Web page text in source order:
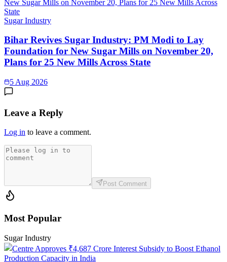
Sugar Industry
Bihar Revives Sugar Industry: PM Modi to Lay
Foundation for New Sugar Mills on November 20,
Plans for 25 New Mills Across State
5 Aug 2026
Leave a Reply
Log in to leave a comment.
Post Comment
Most Popular
Sugar Industry